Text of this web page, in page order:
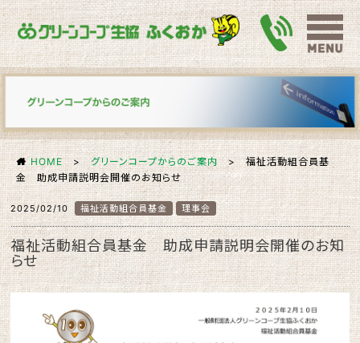
HOME >グリーンコープからのご案内> 福祉活動組合員基
金 助成申請説明会開催のお知らせ
2025/02/10 福祉活動組合員基金 理事会
福祉活動組合員基金 助成申請説明会開催のお知
らせ